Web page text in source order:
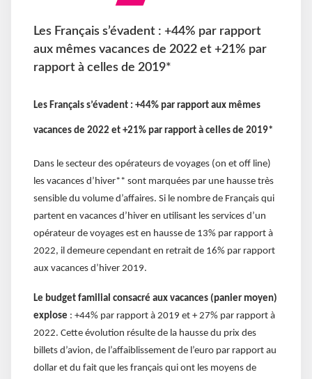
Les Français s’évadent : +44% par rapport
aux mêmes vacances de 2022 et +21% par
rapport à celles de 2019*
Les Français s’évadent : +44% par rapport aux mêmes
vacances de 2022 et +21% par rapport à celles de 2019*
Dans le secteur des opérateurs de voyages (on et off line)
les vacances d’hiver** sont marquées par une hausse très
sensible du volume d’affaires. Si le nombre de Français qui
partent en vacances d’hiver en utilisant les services d’un
opérateur de voyages est en hausse de 13% par rapport à
2022, il demeure cependant en retrait de 16% par rapport
aux vacances d’hiver 2019.
Le budget familial consacré aux vacances (panier moyen)
explose : +44% par rapport à 2019 et + 27% par rapport à
2022. Cette évolution résulte de la hausse du prix des
billets d’avion, de l’affaiblissement de l’euro par rapport au
dollar et du fait que les français qui ont les moyens de